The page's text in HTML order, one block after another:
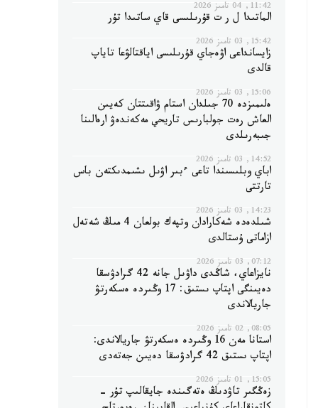
11:42, 04 تامىز 2026
الماتىدا ل ر ت قۇرىلىسى قاي ساتىدا تۇر
15:42, 03 تامىز 2026
زايسانداعى اۋەجاي قۇرىلىسى اياقتالۋعا تاياپ
قالدى
15:06, 03 تامىز 2026
ەلىمىزدە 70 جىلدان استام ۋاقىتتان كەيىن
العاش رەت جولبارىس تاريحي مەكەندەۋ ارەالىنا
جىبەرىلدى
14:52, 03 تامىز 2026
اباي وبلىسىندا تاعى ءبىر اۋىل ىشىمدىكتەن باس
تارتتى
14:23, 03 تامىز 2026
شىلدەدە شەكارادان وتپەك بولعان 4 مىڭ شەتەل
ازاماتى ۇستالدى
07:12, 03 تامىز 2026
نايزاعاي، شاڭدى داۋىل جانە 42 گرادۋسقا
دەيىنگى اپتاپ ىستىق: 17 وڭىردە ەسكەرتۋ
جاريالاندى
08:05, 02 تامىز 2026
استانا مەن 16 وڭىردە ەسكەرتۋ جاريالاندى:
اپتاپ ىستىق 42 گرادۋسقا دەيىن جەتەدى
15:05, 01 تامىز 2026
زەڭگىر تاۋدىڭ ەتەگىندە جايقالىپ تۇر -